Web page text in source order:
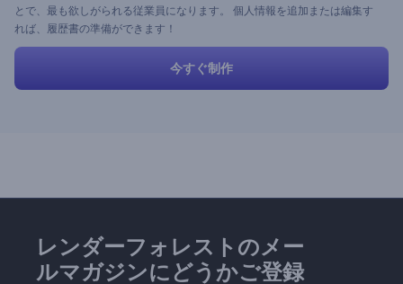
とで、最も欲しがられる従業員になります。 個人情報を追加または編集す
れば、履歴書の準備ができます！
今すぐ制作
レンダーフォレストのメー
ルマガジンにどうかご登録